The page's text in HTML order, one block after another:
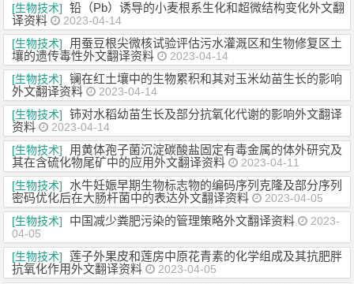
[生物技术]
铅（Pb）诱导的小麦根系生化和超微结构变化外文翻
译资料
2023-04-14
[生物技术]
用蚕豆根尖微核试验评估污水灌溉区和生物修复区土
壤的遗传毒性外文翻译资料
2023-04-14
[生物技术]
镧在红土壤中的生物累积和其对玉米幼苗生长的影响
外文翻译资料
2023-04-14
[生物技术]
铈对水稻幼苗生长及部分抗氧化代谢的影响外文翻译
资料
2023-04-14
[生物技术]
用黄体孢子菌沉淀碳酸盐固定有毒金属的体外研究及
其在含硫化物尾矿中的应用外文翻译资料
2023-04-11
[生物技术]
水牛妊娠早期生物标志物的编码序列克隆及部分序列
密码优化后在大肠杆菌中的表达外文翻译资料
2023-04-05
[生物技术]
中国减少粪肥污染的管理策略外文翻译资料
2023-
04-05
[生物技术]
莲子外果皮和莲房中原花青素的化学组成及其抗肥胖
抗氧化作用外文翻译资料
2023-04-05